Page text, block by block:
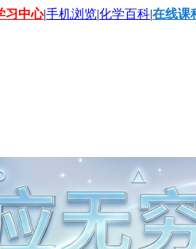
习中心|手机浏览|化学百科|在线课